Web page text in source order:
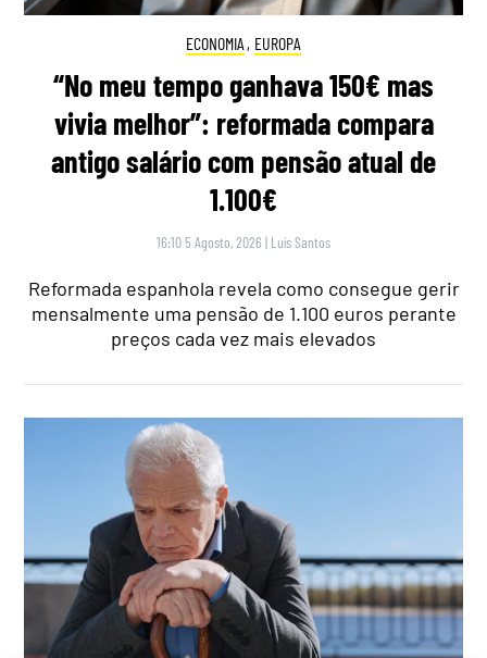
ECONOMIA , EUROPA
“No meu tempo ganhava 150€ mas
vivia melhor”: reformada compara
antigo salário com pensão atual de
1.100€
16:10 5 Agosto, 2026 | Luís Santos
Reformada espanhola revela como consegue gerir
mensalmente uma pensão de 1.100 euros perante
preços cada vez mais elevados